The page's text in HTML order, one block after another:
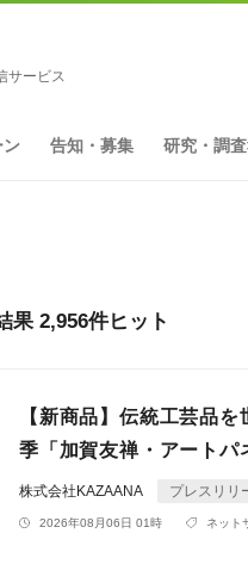
サービス
告知・募集 研究・調
果 2,956件ヒット
【新商品】伝統工芸品
季「加賀友禅・アートパ
株式会社KAZAANA プレスリリ
2026年08月06日 01時 ネット